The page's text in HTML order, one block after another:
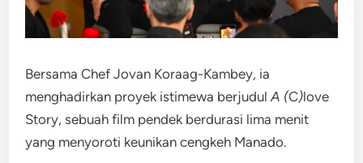
Bersama Chef Jovan Koraag-Kambey, ia
menghadirkan proyek istimewa berjudulA (C)love
Story, sebuah film pendek berdurasi lima menit
yang menyoroti keunikan cengkeh Manado.